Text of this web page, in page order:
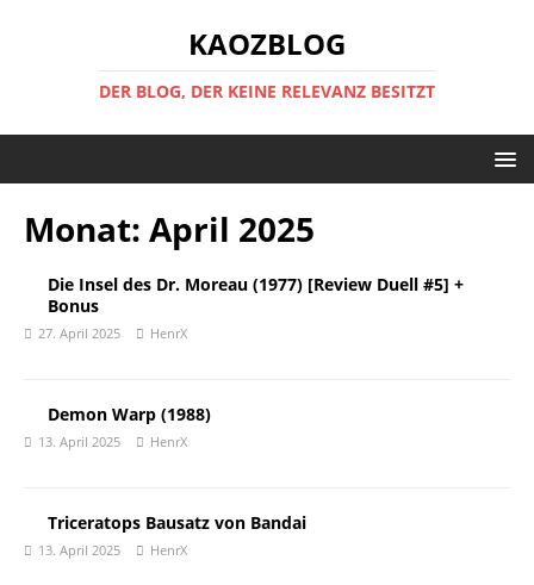
KAOZBLOG
DER BLOG, DER KEINE RELEVANZ BESITZT
Monat: April 2025
Die Insel des Dr. Moreau (1977) [Review Duell #5] +
Bonus
27. April 2025 HenrX
Demon Warp (1988)
13. April 2025 HenrX
Triceratops Bausatz von Bandai
13. April 2025 HenrX